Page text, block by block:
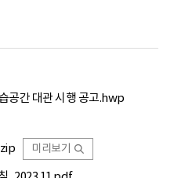
공간 대관 시행 공고.hwp
미리보기